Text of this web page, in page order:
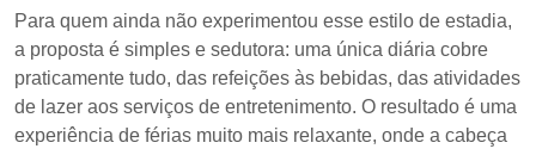
Para quem ainda não experimentou esse estilo de estadia,
a proposta é simples e sedutora: uma única diária cobre
praticamente tudo, das refeições às bebidas, das atividades
de lazer aos serviços de entretenimento. O resultado é uma
experiência de férias muito mais relaxante, onde a cabeça